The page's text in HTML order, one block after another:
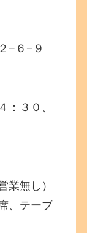
−６−９
３０、
無し）
、テーブ